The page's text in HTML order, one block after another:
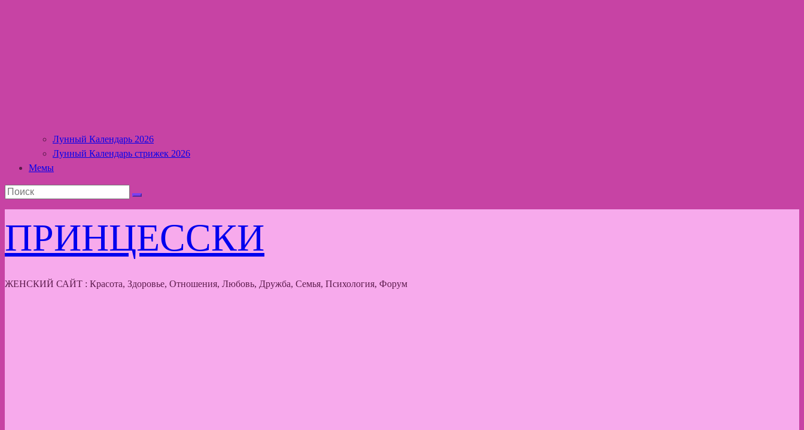
Лунный Календарь 2026
Лунный Календарь стрижек 2026
Мемы
ПРИНЦЕССКИ
ЖЕНСКИЙ САЙТ : Красота, Здоровье, Отношения, Любовь, Дружба, Семья, Психология, Форум